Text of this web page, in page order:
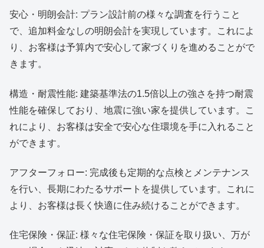
安心・明朗会計: プラン設計前の様々な調査を行うこと
で、追加料金なしの明朗会計を実現しています。これによ
り、お客様は予算内で安心して家づくりを進めることがで
きます。
構造・耐震性能: 建築基準法の1.5倍以上の強さを持つ耐震
性能を確保しており、地震に強い家を提供しています。こ
れにより、お客様は安全で安心な住環境を手に入れること
ができます。
アフターフォロー: 完成後も定期的な点検とメンテナンス
を行い、長期にわたるサポートを提供しています。これに
より、お客様は長く快適に住み続けることができます。
住宅保険・保証: 様々な住宅保険・保証を取り扱い、万が